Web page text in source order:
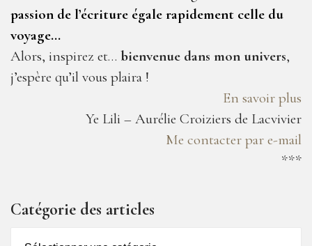
passion de l’écriture égale rapidement celle du
voyage…
Alors, inspirez et… bienvenue dans mon univers,
j’espère qu’il vous plaira !
En savoir plus
Ye Lili – Aurélie Croiziers de Lacvivier
Me contacter par e-mail
***
Catégorie des articles